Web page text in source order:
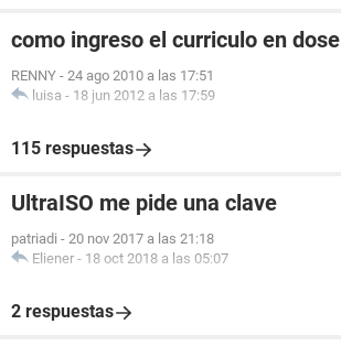
como ingreso el curriculo en dose
RENNY - 24 ago 2010 a las 17:51
luisa - 18 jun 2012 a las 17:59
115 respuestas
UltraISO me pide una clave
patriadi - 20 nov 2017 a las 21:18
Eliener - 18 oct 2018 a las 05:07
2 respuestas